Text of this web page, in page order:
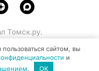
Томск.ру.
связи и массовых
сайтом, вы
и
. OK